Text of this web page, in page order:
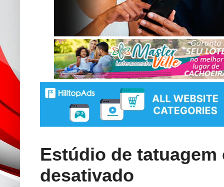
Estúdio de
desativado